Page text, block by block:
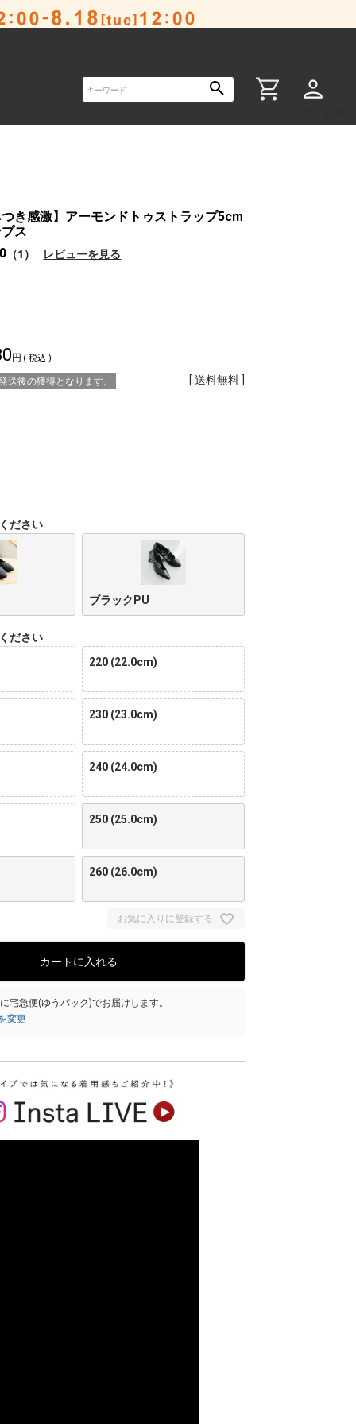
き感激】アーモンドトゥストラップ5cm
ス
（1） レビューを見る
税込
送後の獲得となります。 送料無料
ださい
ブラックPU
ださい
220 (22.0cm)
230 (23.0cm)
240 (24.0cm)
250 (25.0cm)
260 (26.0cm)
お気に入りに登録する
カートに入れる
に宅急便(ゆうパック)でお届けします。
変更